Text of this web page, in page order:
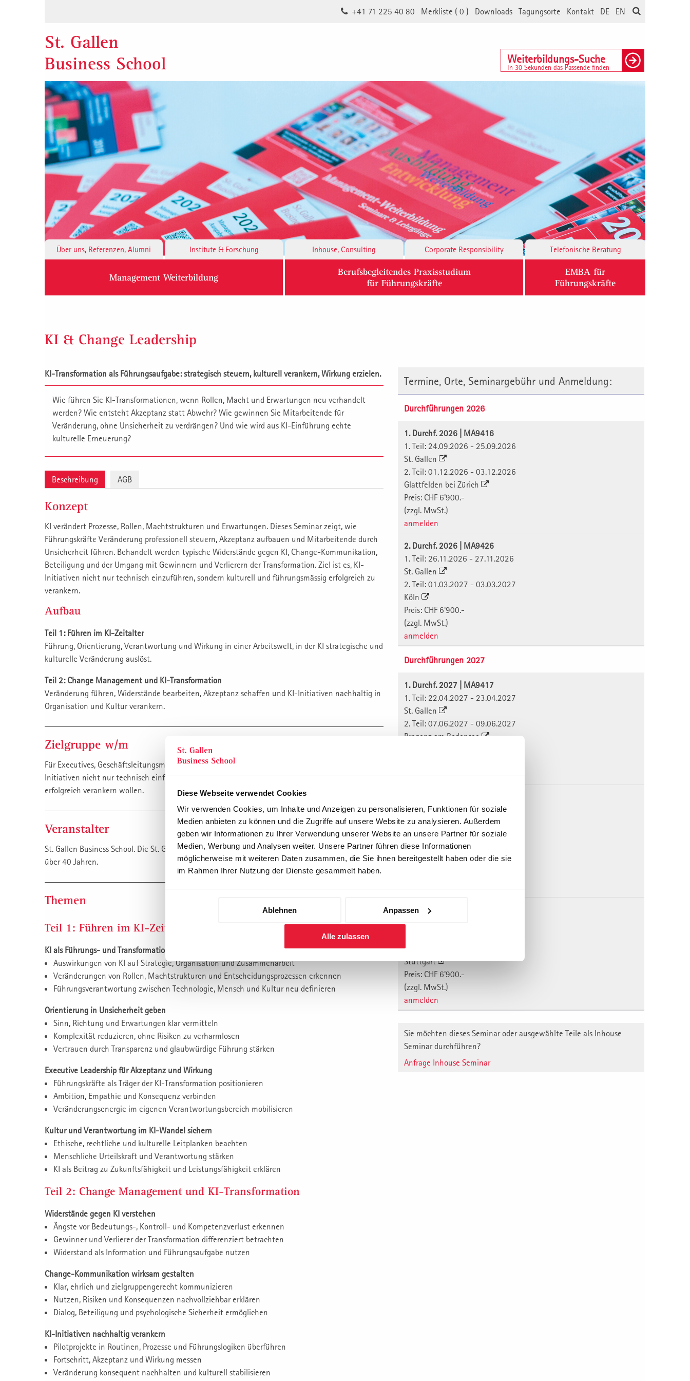
Diese Webseite verwendet Cookies
Wir verwenden Cookies, um Inhalte und Anzeigen zu personalisieren, Funktionen für soziale
Medien anbieten zu können und die Zugriffe auf unsere Website zu analysieren. Außerdem
geben wir Informationen zu Ihrer Verwendung unserer Website an unsere Partner für soziale
Medien, Werbung und Analysen weiter. Unsere Partner führen diese Informationen
möglicherweise mit weiteren Daten zusammen, die Sie ihnen bereitgestellt haben oder die sie
im Rahmen Ihrer Nutzung der Dienste gesammelt haben.
Ablehnen Anpassen
Alle zulassen
EN
DE
Kontakt
Tagungsorte
Downloads
Merkliste (0 )
+41 71 225 40 80
St. Gallen
Business School
Weiterbildungs-Suche
In 30 Sekunden das Passende finden
Über uns, Referenzen, Alumni Institute & Forschung Inhouse, Consulting Corporate Responsibility Telefonische Beratung
Management Weiterbildung
Berufsbegleitendes Praxisstudium
für Führungskräfte
EMBA für
Führungskräfte
KI & Change Leadership
KI-Transformation als Führungsaufgabe: strategisch steuern, kulturell verankern, Wirkung erzielen.
Wie führen Sie KI-Transformationen, wenn Rollen, Macht und Erwartungen neu verhandelt
werden? Wie entsteht Akzeptanz statt Abwehr? Wie gewinnen Sie Mitarbeitende für
Veränderung, ohne Unsicherheit zu verdrängen? Und wie wird aus KI-Einführung echte
kulturelle Erneuerung?
Beschreibung AGB
Konzept
KI verändert Prozesse, Rollen, Machtstrukturen und Erwartungen. Dieses Seminar zeigt, wie
Führungskräfte Veränderung professionell steuern, Akzeptanz aufbauen und Mitarbeitende durch
Unsicherheit führen. Behandelt werden typische Widerstände gegen KI, Change-Kommunikation,
Beteiligung und der Umgang mit Gewinnern und Verlierern der Transformation. Ziel ist es, KI-
Initiativen nicht nur technisch einzuführen, sondern kulturell und führungsmässig erfolgreich zu
verankern.
Aufbau
Teil 1: Führen im KI-Zeitalter
Führung, Orientierung, Verantwortung und Wirkung in einer Arbeitswelt, in der KI strategische und
kulturelle Veränderung auslöst.
Teil 2: Change Management und KI-Transformation
Veränderung führen, Widerstände bearbeiten, Akzeptanz schaffen und KI-Initiativen nachhaltig in
Organisation und Kultur verankern.
Zielgruppe w/m
Für Executives, Geschäftsleitungsmitglieder, Change- und Transformationsverantwortliche, die KI-
Initiativen nicht nur technisch einführen, sondern kulturell, organisatorisch und führungsmässig
erfolgreich verankern wollen.
Veranstalter
St. Gallen Business School. Die St. Galler Management Weiterbildung für die Praxis. Qualität seit
über 40 Jahren.
Themen
Teil 1: Führen im KI-Zeitalter
KI als Führungs- und Transformationsaufgabe verstehen
Auswirkungen von KI auf Strategie, Organisation und Zusammenarbeit
Veränderungen von Rollen, Machtstrukturen und Entscheidungsprozessen erkennen
Führungsverantwortung zwischen Technologie, Mensch und Kultur neu definieren
Orientierung in Unsicherheit geben
Sinn, Richtung und Erwartungen klar vermitteln
Komplexität reduzieren, ohne Risiken zu verharmlosen
Vertrauen durch Transparenz und glaubwürdige Führung stärken
Executive Leadership für Akzeptanz und Wirkung
Führungskräfte als Träger der KI-Transformation positionieren
Ambition, Empathie und Konsequenz verbinden
Veränderungsenergie im eigenen Verantwortungsbereich mobilisieren
Kultur und Verantwortung im KI-Wandel sichern
Ethische, rechtliche und kulturelle Leitplanken beachten
Menschliche Urteilskraft und Verantwortung stärken
KI als Beitrag zu Zukunftsfähigkeit und Leistungsfähigkeit erklären
Teil 2: Change Management und KI-Transformation
Widerstände gegen KI verstehen
Ängste vor Bedeutungs-, Kontroll- und Kompetenzverlust erkennen
Gewinner und Verlierer der Transformation differenziert betrachten
Widerstand als Information und Führungsaufgabe nutzen
Change-Kommunikation wirksam gestalten
Klar, ehrlich und zielgruppengerecht kommunizieren
Nutzen, Risiken und Konsequenzen nachvollziehbar erklären
Dialog, Beteiligung und psychologische Sicherheit ermöglichen
KI-Initiativen nachhaltig verankern
Pilotprojekte in Routinen, Prozesse und Führungslogiken überführen
Fortschritt, Akzeptanz und Wirkung messen
Veränderung konsequent nachhalten und kulturell stabilisieren
Termine, Orte, Seminargebühr und Anmeldung:
Durchführungen 2026
1. Durchf. 2026 | MA9416
1. Teil: 24.09.2026 - 25.09.2026
St. Gallen
2. Teil: 01.12.2026 - 03.12.2026
Glattfelden bei Zürich
Preis: CHF 6'900.-
(zzgl. MwSt.)
anmelden
2. Durchf. 2026 | MA9426
1. Teil: 26.11.2026 - 27.11.2026
St. Gallen
2. Teil: 01.03.2027 - 03.03.2027
Köln
Preis: CHF 6'900.-
(zzgl. MwSt.)
anmelden
Durchführungen 2027
1. Durchf. 2027 | MA9417
1. Teil: 22.04.2027 - 23.04.2027
St. Gallen
2. Teil: 07.06.2027 - 09.06.2027
Bregenz am Bodensee
anmelden
1. Teil: 23.09.2027 - 24.09.2027
St. Gallen
2. Teil: 01.12.2027 - 03.12.2027
St.Gallen
Preis: CHF 6'900.-
anmelden
3. Durchf. 2027 | MA9437
1. Teil: 01.12.2027 - 02.12.2027
2. Teil: 27.03.2028 - 29.03.2028
Stuttgart
Preis: CHF 6'900.-
(zzgl. MwSt.)
anmelden
Sie möchten dieses Seminar oder ausgewählte Teile als Inhouse
Seminar durchführen?
Anfrage Inhouse Seminar